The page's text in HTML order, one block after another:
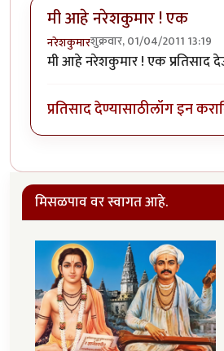
मी आहे नरेशकुमार ! एक
नरेशकुमारशुक्रवार, 01/04/2011 13:19
मी आहे नरेशकुमार ! एक प्रतिसाद
प्रतिसाद देण्यासाठीलॉग इन करा
मिसळपाव वर स्वागत आहे.